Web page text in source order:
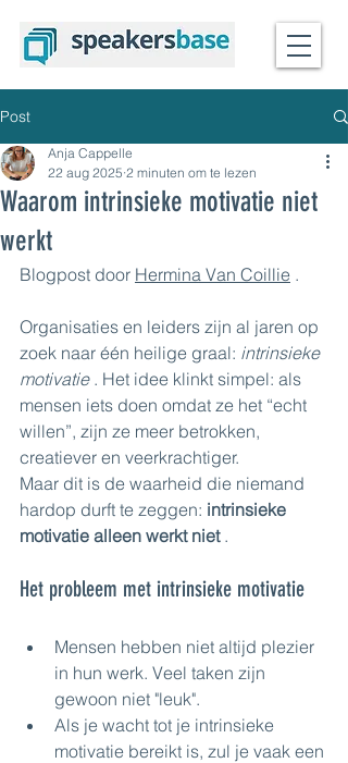
Post
Waarom intrinsieke motivatie niet
werkt
Anja Cappelle
22 aug 2025 2 minuten om te lezen
Blogpost door Hermina Van Coillie .
Organisaties en leiders zijn al jaren op
zoek naar één heilige graal: intrinsieke
motivatie . Het idee klinkt simpel: als
mensen iets doen omdat ze het “echt
willen”, zijn ze meer betrokken,
creatiever en veerkrachtiger.
Maar dit is de waarheid die niemand
hardop durft te zeggen: intrinsieke
motivatie alleen werkt niet .
Het probleem met intrinsieke motivatie
Mensen hebben niet altijd plezier
in hun werk. Veel taken zijn
gewoon niet "leuk".
Als je wacht tot je intrinsieke
motivatie bereikt is, zul je vaak een